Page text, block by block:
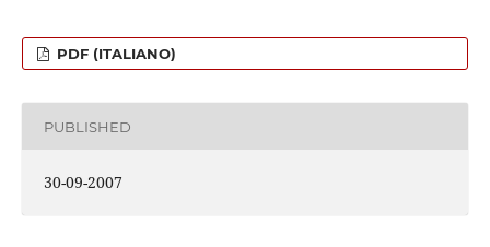
PDF (ITALIANO)
PUBLISHED
30-09-2007